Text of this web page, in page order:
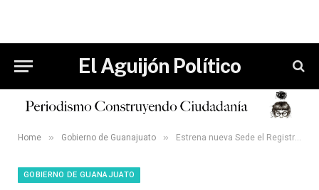
El Aguijón Político
Home » Gobierno de Guanajuato » Estrena nueva Sede el Registro Público de la Propiedad en León.
GOBIERNO DE GUANAJUATO